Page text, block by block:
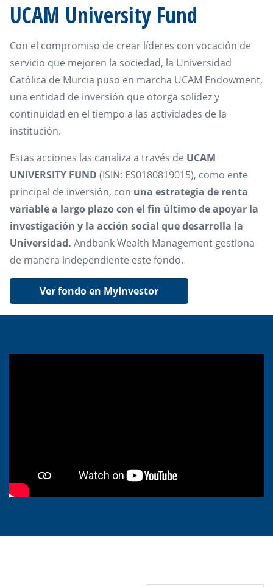
UCAM University Fund
Con el compromiso de crear líderes con vocación de
servicio que mejoren la sociedad, la Universidad
Católica de Murcia puso en marcha UCAM Endowment,
una entidad de inversión que otorga solidez y
continuidad en el tiempo a las actividades de la
institución.
Estas acciones las canaliza a través de UCAM
UNIVERSITY FUND (ISIN: ES0180819015), como ente
principal de inversión, con una estrategia de renta
variable a largo plazo con el fin último de apoyar la
investigación y la acción social que desarrolla la
Universidad. Andbank Wealth Management gestiona
de manera independiente este fondo.
Ver fondo en MyInvestor